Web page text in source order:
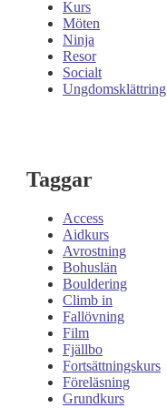
Kurs
Möten
Ninja
Resor
Socialt
Ungdomsklättring
Taggar
Access
Aidkurs
Avrostning
Bohuslän
Bouldering
Climb in
Fallövning
Film
Fjällbo
Fortsättningskurs
Föreläsning
Grundkurs